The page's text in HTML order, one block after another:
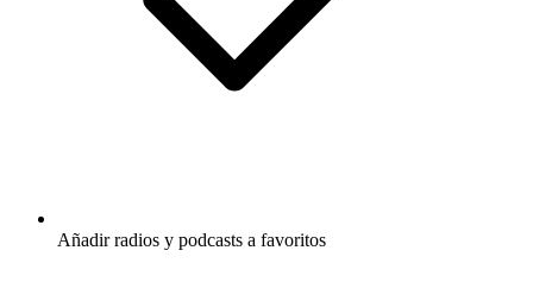
Añadir radios y podcasts a favoritos